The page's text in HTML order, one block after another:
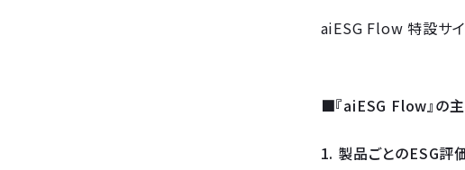
aiESG Flow 特設サイ
■『aiESG Flow』の主
1. 製品ごとのESG評